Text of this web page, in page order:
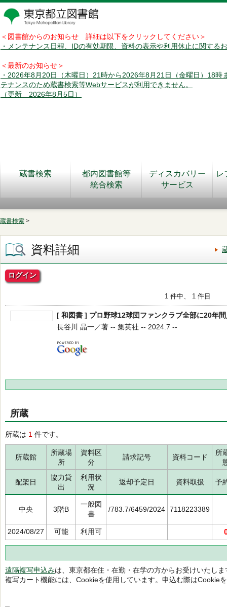
＜図書館からのお知らせ 詳細は以下をクリックしてください＞
・メンテナンス日程、IDの有効期限、資料の表示や利用休止に関する
＜最新のお知らせ＞
・2026年8月20日（木曜日）21時から2026年8月21日（金曜日）18時
テナンスのため蔵書検索等Webサービスが利用できません。
（更新 2026年8月5日）
蔵書検索
都内図書館等
統合検索
ディスカバリー
サービス
レ
蔵書検索 >
資料詳細
ログイン
1 件中、 1 件目
[ 和図書 ] プロ野球12球団ファンクラブ全部に20年
長谷川 晶一／著 -- 集英社 -- 2024.7 --
所蔵
所蔵は 1 件です。
所蔵館
所蔵場
所
資料区
分
請求記号 資料コード
所
配架日
協力貸
出
利用状
況
返却予定日 資料取扱 予
中央 3階B
一般図
書
/783.7/6459/2024 7118223389
2024/08/27 可能 利用可
遠隔複写申込みは、東京都在住・在勤・在学の方からお受けいたしま
複写カート機能には、Cookieを使用しています。申込む際はCookie